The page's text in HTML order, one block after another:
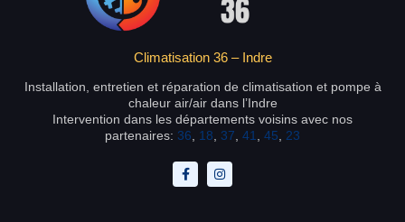
Climatisation 36 – Indre
Installation, entretien et réparation de climatisation et pompe à
chaleur air/air dans l’Indre
Intervention dans les départements voisins avec nos
partenaires: 36 18 37 41 45 23